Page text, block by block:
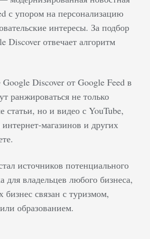
с упором на персонализацию
интересы. За подбор
Discover отвечает алгоритм
Discover от Google Feed в
ранжироваться не только
но и видео с YouTube,
интернет-магазинов и других
источников потенциального
для владельцев любого бизнеса,
бизнес связан с туризмом,
образованием.